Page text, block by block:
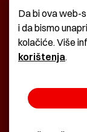
CRNA KRONIKA
BAŠTARDINI I
KRASNA
Da bi ova web-
i da bismo
kolačiće. Više
korištenja.